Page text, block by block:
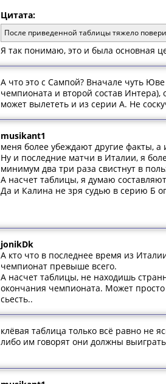
Цитата:
После приведенной таблицы тяжело
Я так понимаю, это и была основная
А что это с Сампой? Вначале чуть
чемпионата и второй состав
может вылететь и из серии А. Не
musikant1
меня более убеждают другие факты,
Ну и последние матчи в Италии, я
минимум два три раза свистнут в
А насчет таблицы, я думаю
Да и Калина не зря судью в серию Б
jonikDk
А кто что в последнее время из
чемпионат превыше всего.
А насчет таблицы, не находишь
окончания чемпионата. Может
сьесть..
клёвая таблица только всё равно не
либо им говорят они должны